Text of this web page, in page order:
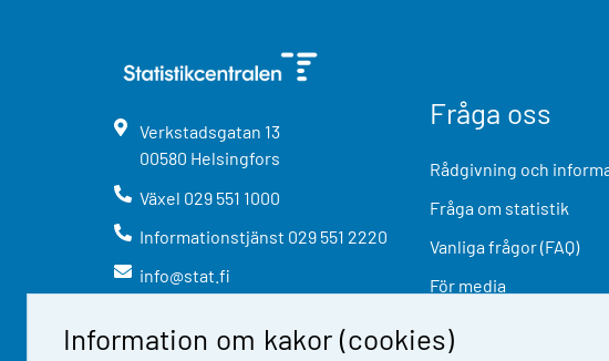
Information om kakor (cookies)
Verkstadsgatan 13
00580 Helsingfors
Växel 029 551 1000
Informationstjänst 029 551 2220
info@stat.fi
Fråga oss
Rådgivning och
Fråga om statistik
Vanliga frågor (FAQ)
För media